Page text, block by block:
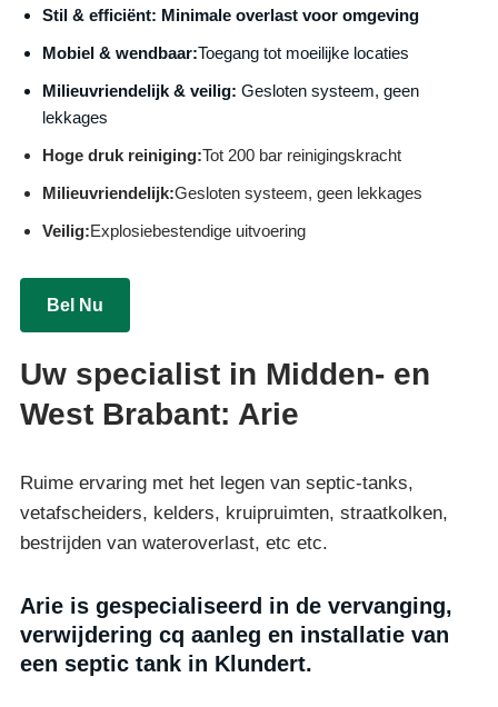
Stil & efficiënt: Minimale overlast voor omgeving
Mobiel & wendbaar:Toegang tot moeilijke locaties
Milieuvriendelijk & veilig: Gesloten systeem, geen
lekkages
Hoge druk reiniging:Tot 200 bar reinigingskracht
Milieuvriendelijk:Gesloten systeem, geen lekkages
Veilig:Explosiebestendige uitvoering
Bel Nu
Uw specialist in Midden- en
West Brabant: Arie
Ruime ervaring met het legen van septic-tanks,
vetafscheiders, kelders, kruipruimten, straatkolken,
bestrijden van wateroverlast, etc etc.
Arie is gespecialiseerd in de vervanging,
verwijdering cq aanleg en installatie van
een septic tank in Klundert.